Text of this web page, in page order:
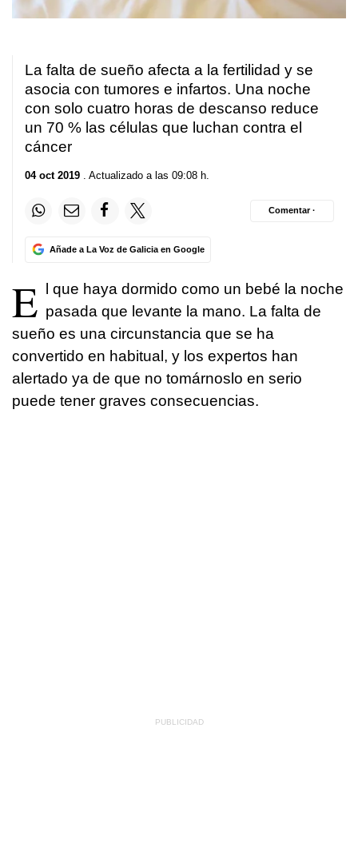
La falta de sueño afecta a la fertilidad y se
asocia con tumores e infartos. Una noche
con solo cuatro horas de descanso reduce
un 70 % las células que luchan contra el
cáncer
04 oct 2019 . Actualizado a las 09:08 h.
Añade a La Voz de Galicia en Google
Comentar ·
E l que haya dormido como un bebé la noche
pasada que levante la mano. La falta de
sueño es una circunstancia que se ha
convertido en habitual, y los expertos han
alertado ya de que no tomárnoslo en serio
puede tener graves consecuencias.